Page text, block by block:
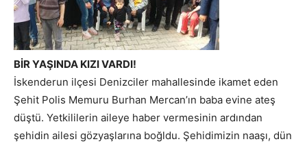
BİR YAŞINDA KIZI VARDI!
İskenderun ilçesi Denizciler mahallesinde ikamet eden
Şehit Polis Memuru Burhan Mercan’ın baba evine ateş
düştü. Yetkililerin aileye haber vermesinin ardından
şehidin ailesi gözyaşlarına boğldu. Şehidimizin naaşı, dün